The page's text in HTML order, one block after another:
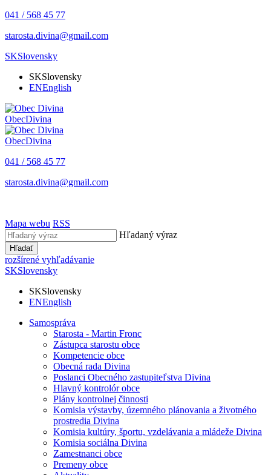
041 / 568 45 77
starosta.divina@gmail.com
SKSlovensky
SKSlovensky
ENEnglish
ObecDivina
ObecDivina
041 / 568 45 77
starosta.divina@gmail.com
Mapa webu RSS
Hľadaný výraz
Hľadať
rozšírené vyhľadávanie
SKSlovensky
SKSlovensky
ENEnglish
Samospráva
Starosta - Martin Fronc
Zástupca starostu obce
Kompetencie obce
Obecná rada Divina
Poslanci Obecného zastupiteľstva Divina
Hlavný kontrolór obce
Plány kontrolnej činnosti
Komisia výstavby, územného plánovania a životného
prostredia Divina
Komisia kultúry, športu, vzdelávania a mládeže Divina
Komisia sociálna Divina
Zamestnanci obce
Premeny obce